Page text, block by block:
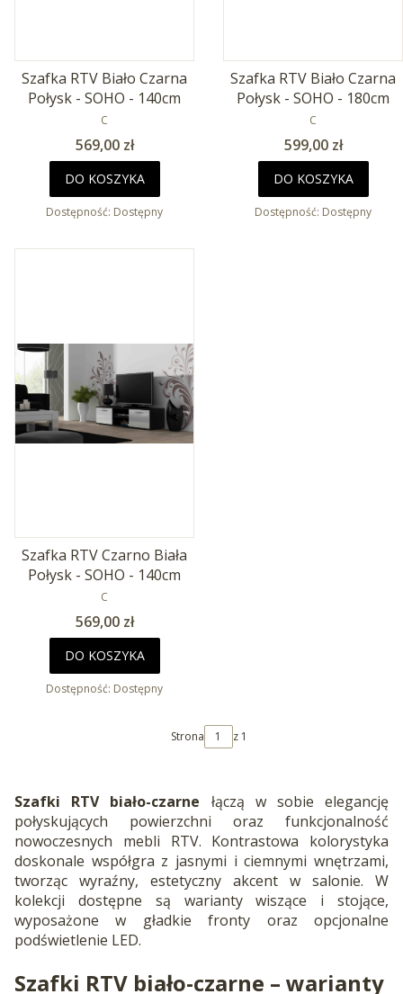
Szafka RTV Biało Czarna
Połysk - SOHO - 140cm
PRODUCENT
C
Cena
569,00 zł
DO KOSZYKA
Dostępność: Dostępny
Szafka RTV Biało Czarna
Połysk - SOHO - 180cm
PRODUCENT
C
Cena
599,00 zł
DO KOSZYKA
Dostępność: Dostępny
Szafka RTV Czarno Biała
Połysk - SOHO - 140cm
PRODUCENT
C
Cena
569,00 zł
DO KOSZYKA
Dostępność: Dostępny
Strona z 1
Szafki RTV biało-czarne łączą w sobie elegancję
połyskujących powierzchni oraz funkcjonalność
nowoczesnych mebli RTV. Kontrastowa kolorystyka
doskonale współgra z jasnymi i ciemnymi wnętrzami,
tworząc wyraźny, estetyczny akcent w salonie. W
kolekcji dostępne są warianty wiszące i stojące,
wyposażone w gładkie fronty oraz opcjonalne
podświetlenie LED.
Szafki RTV biało-czarne – warianty